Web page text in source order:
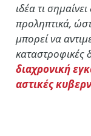
ιδέα τι
προληπτικά,
μπορεί να
καταστροφικές
διαχρονική
αστικές